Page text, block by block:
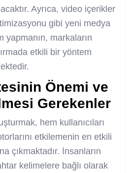
Ayrıca, video içerikler
gibi yeni medya
yapmanın, markaların
etkili bir yöntem
Önemi ve
Gerekenler
hem kullanıcıları
etkilemenin en etkili
çıkmaktadır. İnsanların
kelimelere bağlı olarak